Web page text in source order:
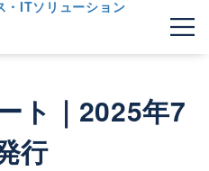
・ITソリューション
ト｜2025年7
行